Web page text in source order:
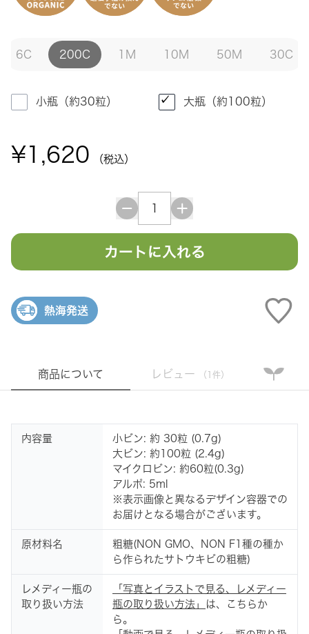
6C 200C 1M 10M 50M 30C
小瓶（約30粒） 大瓶（約100粒）
¥1,620 （税込）
カートに入れる
熱海発送
商品について レビュー （1件）
内容量
小ビン: 約 30粒 (0.7g)
大ビン: 約100粒 (2.4g)
マイクロビン: 約60粒(0.3g)
アルポ: 5ml
※表示画像と異なるデザイン容器での
お届けとなる場合がございます。
原材料名
粗糖(NON GMO、NON F1種の種か
ら作られたサトウキビの粗糖)
レメディー瓶の
取り扱い方法
「写真とイラストで見る、レメディー
瓶の取り扱い方法」
は、こちらか
ら。